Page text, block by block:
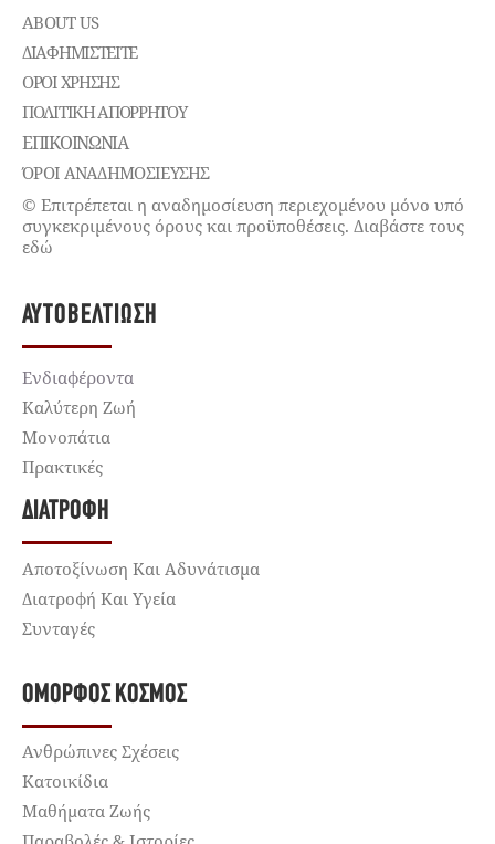
ABOUT US
ΔΙΑΦΗΜΙΣΤΕΊΤΕ
ΌΡΟΙ ΧΡΉΣΗΣ
ΠΟΛΙΤΙΚΉ ΑΠΟΡΡΉΤΟΥ
ΕΠΙΚΟΙΝΩΝΊΑ
ΌΡΟΙ ΑΝΑΔΗΜΟΣΙΕΥΣΗΣ
© Επιτρέπεται η αναδημοσίευση περιεχομένου μόνο υπό
συγκεκριμένους όρους και προϋποθέσεις. Διαβάστε τους
εδώ
ΑΥΤΟΒΕΛΤΊΩΣΗ
Ενδιαφέροντα
Καλύτερη Ζωή
Μονοπάτια
Πρακτικές
ΔΙΑΤΡΟΦΉ
Αποτοξίνωση Και Αδυνάτισμα
Διατροφή Και Υγεία
Συνταγές
ΌΜΟΡΦΟΣ ΚΌΣΜΟΣ
Ανθρώπινες Σχέσεις
Κατοικίδια
Μαθήματα Ζωής